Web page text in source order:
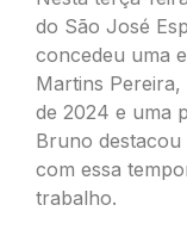
do São José
concedeu uma
Martins
de 2024 e uma
Bruno
com essa
trabalho.